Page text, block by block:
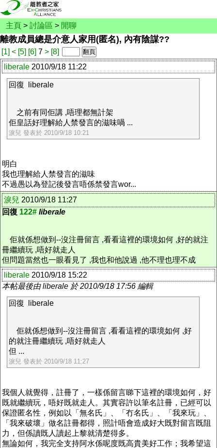
主頁 > 討論區 > 閒聊
離教成員總是介意人家用(匿名), 內有陰謀??
[1] < [5] [6] 7 > [8]
liberale 2010/9/18 11:22
回復 liberale
之前有同佢講 ,唔理都無計架
佢皇話好理解給人禁發言的滋味喎 ...
淚兒 發表於 2010/9/18 10:21
明白
我也理解給人禁發言的滋味
不過愚以為登記後發言唔係禁發言wor...
淚兒 2010/9/18 11:27
回復 122# liberale
佢就係想做到--沒注冊留言 ,看看這裡的環境如何 ,好的就注
冊繼續玩 ,唔好就走人
但問題當然也一眼看見了 ,我也和他說過 ,他不理也理不成
liberale 2010/9/18 15:22
本帖最後由 liberale 於 2010/9/18 17:56 編輯
回復 liberale
佢就係想做到--沒注冊留言 ,看看這裡的環境如何 ,好
的就注冊繼續玩 ,唔好就走人
但 ...
淚兒 發表於 2010/9/18 11:27
我個人就覺得，註冊了，一樣係留言睇下這裡的環境如何，好
既就繼續玩，唔好既就走人。其實容許以筆名註冊，已經可以
保證匿名性，例如以「無名氏」、「冇名氏」、「我來玩」、
「我來破壞」做名註冊都得，照計唔會造成好大既對留言既阻
力，但係讀既人讀起上黎就清楚得多。
無論如何，我完全支持阿水係呢度既高貴美好工作；我希望這